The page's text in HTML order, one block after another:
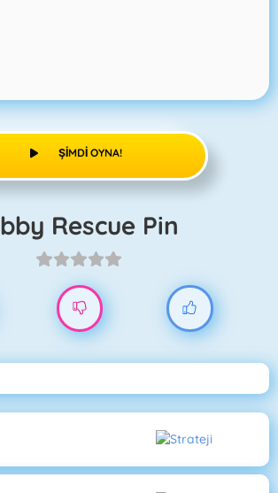
ŞIMDI OYNA!
Obby Rescue Pin